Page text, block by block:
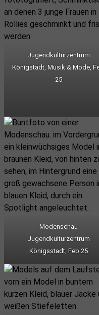
Jugendkulturzentrum
Königstadt, Musik & Mode,
25
Modenschau
Jugendkulturzentrum
Königsstadt, Feb.25